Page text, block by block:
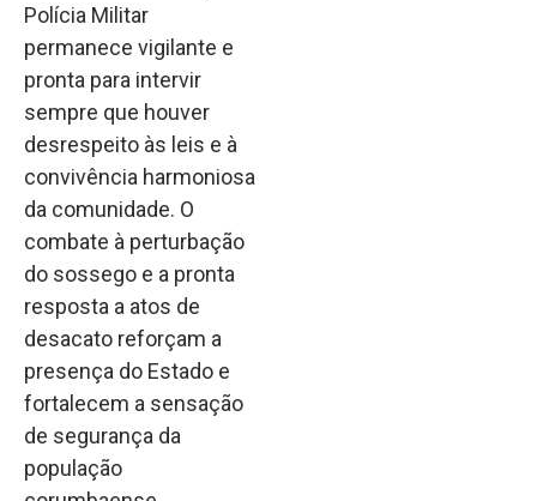
Polícia Militar
permanece vigilante e
pronta para intervir
sempre que houver
desrespeito às leis e à
convivência harmoniosa
da comunidade. O
combate à perturbação
do sossego e a pronta
resposta a atos de
desacato reforçam a
presença do Estado e
fortalecem a sensação
de segurança da
população